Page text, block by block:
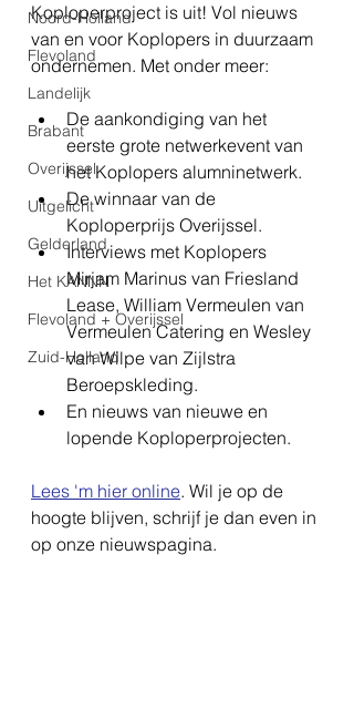
Noord-Holland
Flevoland
Landelijk
Brabant
Overijssel
Uitgelicht
Gelderland
Het KANNN
Flevoland + Overijssel
Zuid-Holland
Koploperproject is uit! Vol nieuws
van en voor Koplopers in duurzaam
ondernemen. Met onder meer:
De aankondiging van het
eerste grote netwerkevent van
het Koplopers alumninetwerk.
De winnaar van de
Koploperprijs Overijssel.
Interviews met Koplopers
Mirjam Marinus van Friesland
Lease, William Vermeulen van
Vermeulen Catering en Wesley
van Wilpe van Zijlstra
Beroepskleding.
En nieuws van nieuwe en
lopende Koploperprojecten.
Lees 'm hier online. Wil je op de
hoogte blijven, schrijf je dan even in
op onze nieuwspagina.